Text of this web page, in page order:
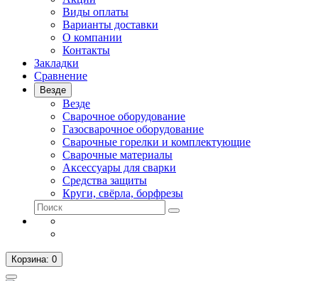
Виды оплаты
Варианты доставки
О компании
Контакты
Закладки
Сравнение
Везде
Везде
Сварочное оборудование
Газосварочное оборудование
Сварочные горелки и комплектующие
Сварочные материалы
Аксессуары для сварки
Средства защиты
Круги, свёрла, борфрезы
Корзина: 0